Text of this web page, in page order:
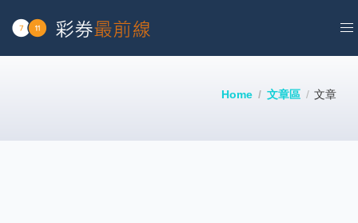
Home 文章區 文章